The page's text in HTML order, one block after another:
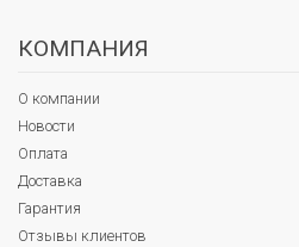
КОМПАНИЯ
О компании
Новости
Оплата
Доставка
Гарантия
Отзывы клиентов